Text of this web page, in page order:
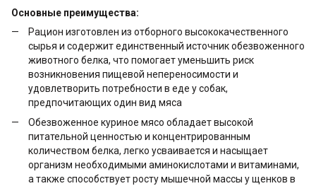
Основные преимущества:
Рацион изготовлен из отборного высококачественного
сырья и содержит единственный источник обезвоженного
животного белка, что помогает уменьшить риск
возникновения пищевой непереносимости и
удовлетворить потребности в еде у собак,
предпочитающих один вид мяса
Обезвоженное куриное мясо обладает высокой
питательной ценностью и концентрированным
количеством белка, легко усваивается и насыщает
организм необходимыми аминокислотами и витаминами,
а также способствует росту мышечной массы у щенков в